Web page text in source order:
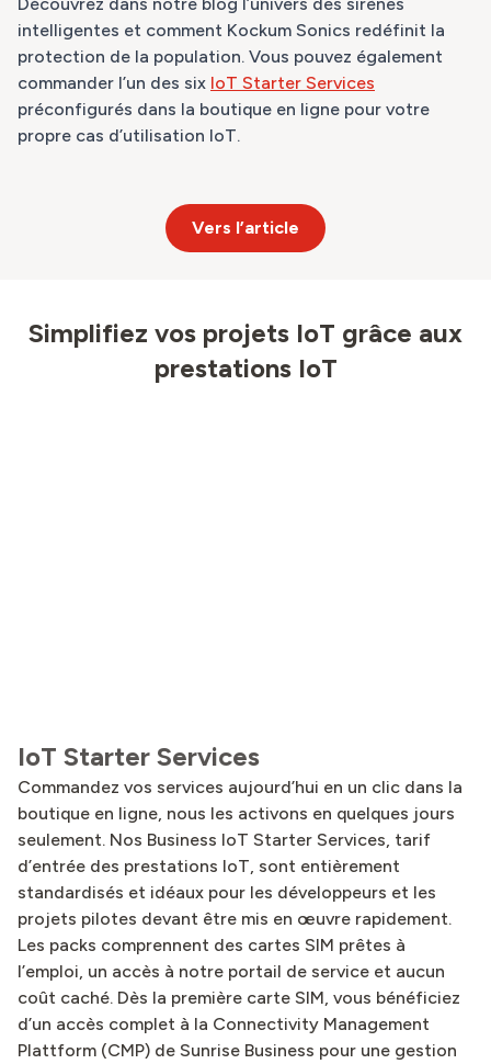
Découvrez dans notre blog l’univers des sirènes
intelligentes et comment Kockum Sonics redéfinit la
protection de la population. Vous pouvez également
commander l’un des six IoT Starter Services
préconfigurés dans la boutique en ligne pour votre
propre cas d’utilisation IoT.
Vers l’article
Simplifiez vos projets IoT grâce aux
prestations IoT
IoT Starter Services
Commandez vos services aujourd’hui en un clic dans la
boutique en ligne, nous les activons en quelques jours
seulement. Nos Business IoT Starter Services, tarif
d’entrée des prestations IoT, sont entièrement
standardisés et idéaux pour les développeurs et les
projets pilotes devant être mis en œuvre rapidement.
Les packs comprennent des cartes SIM prêtes à
l’emploi, un accès à notre portail de service et aucun
coût caché. Dès la première carte SIM, vous bénéficiez
d’un accès complet à la Connectivity Management
Plattform (CMP) de Sunrise Business pour une gestion